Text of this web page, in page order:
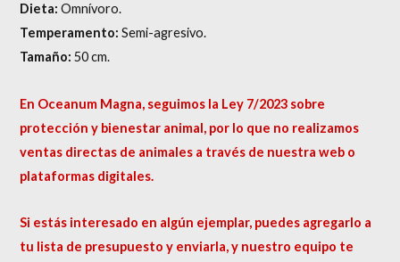
Dieta: Omnívoro.
Temperamento:Semi-agresivo.
Tamaño:50 cm.
En Oceanum Magna, seguimos la Ley 7/2023 sobre
protección y bienestar animal, por lo que no realizamos
ventas directas de animales a través de nuestra web o
plataformas digitales.
Si estás interesado en algún ejemplar, puedes agregarlo a
tu lista de presupuesto y enviarla, y nuestro equipo te